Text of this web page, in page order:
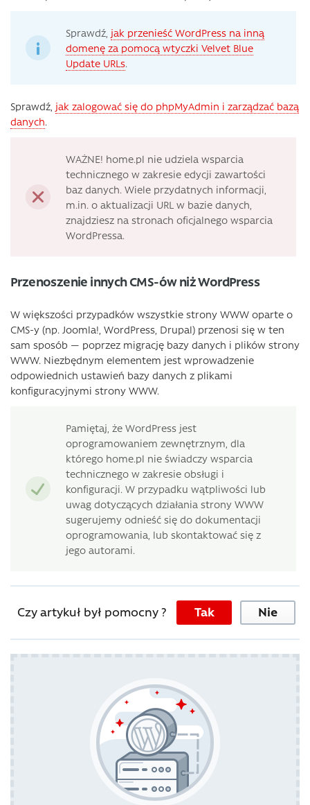
Sprawdź, jak przenieść WordPress na inną
domenę za pomocą wtyczki Velvet Blue
Update URLs.
Sprawdź, jak zalogować się do phpMyAdmin i zarządzać bazą
danych.
WAŻNE! home.pl nie udziela wsparcia
technicznego w zakresie edycji zawartości
baz danych. Wiele przydatnych informacji,
m.in. o aktualizacji URL w bazie danych,
znajdziesz na stronach oficjalnego wsparcia
WordPressa.
Przenoszenie innych CMS-ów niż WordPress
W większości przypadków wszystkie strony WWW oparte o
CMS-y (np. Joomla!, WordPress, Drupal) przenosi się w ten
sam sposób — poprzez migrację bazy danych i plików strony
WWW. Niezbędnym elementem jest wprowadzenie
odpowiednich ustawień bazy danych z plikami
konfiguracyjnymi strony WWW.
Pamiętaj, że WordPress jest
oprogramowaniem zewnętrznym, dla
którego home.pl nie świadczy wsparcia
technicznego w zakresie obsługi i
konfiguracji. W przypadku wątpliwości lub
uwag dotyczących działania strony WWW
sugerujemy odnieść się do dokumentacji
oprogramowania, lub skontaktować się z
jego autorami.
Czy artykuł był pomocny ? Tak Nie